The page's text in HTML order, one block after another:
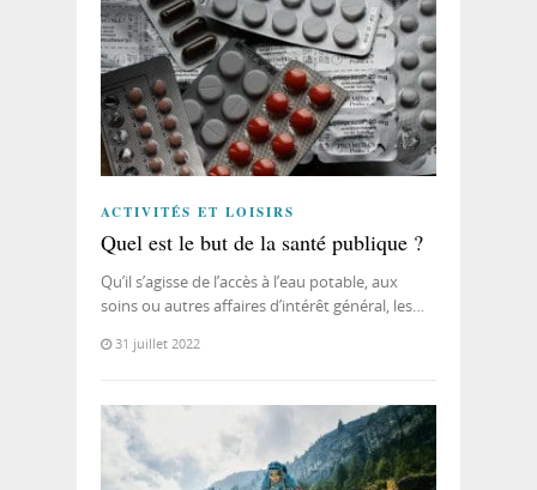
ACTIVITÉS ET LOISIRS
Quel est le but de la santé publique ?
Qu’il s’agisse de l’accès à l’eau potable, aux
soins ou autres affaires d’intérêt général, les…
31 juillet 2022